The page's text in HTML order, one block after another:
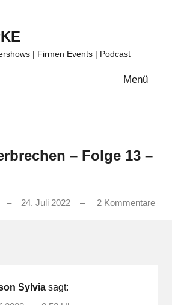
| Firmen Events | Podcast
Menü
– Folge 13 –
24. Juli 2022 2 Kommentare
Sylvia sagt: